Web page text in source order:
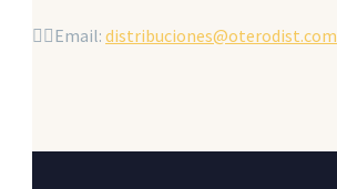
Email: distribuciones@oterodist.com